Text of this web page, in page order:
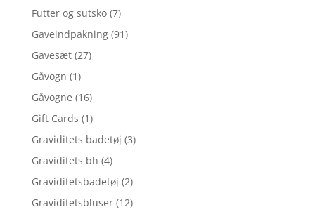
Futter og sutsko (7)
Gaveindpakning (91)
Gavesæt (27)
Gåvogn (1)
Gåvogne (16)
Gift Cards (1)
Graviditets badetøj (3)
Graviditets bh (4)
Graviditetsbadetøj (2)
Graviditetsbluser (12)